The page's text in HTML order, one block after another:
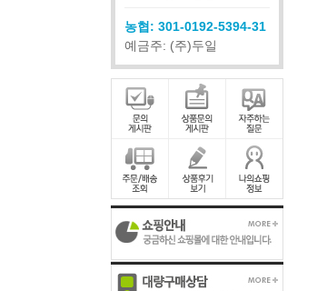
농협: 301-0192-5394-31
예금주: (주)두일